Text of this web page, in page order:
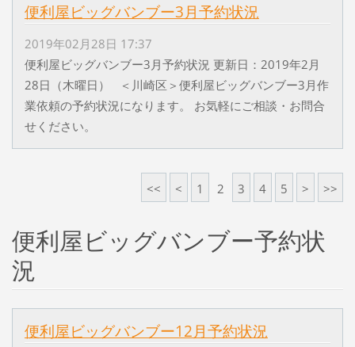
便利屋ビッグバンブー3月予約状況
2019年02月28日 17:37
便利屋ビッグバンブー3月予約状況 更新日：2019年2月
28日（木曜日） ＜川崎区＞便利屋ビッグバンブー3月作
業依頼の予約状況になります。 お気軽にご相談・お問合
せください。
<< < 1 2 3 4 5 > >>
便利屋ビッグバンブー予約状
況
便利屋ビッグバンブー12月予約状況